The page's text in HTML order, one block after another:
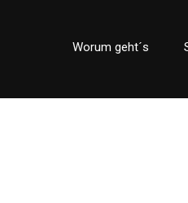
Worum geht´s